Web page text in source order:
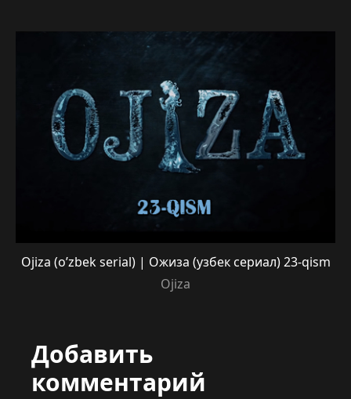
Ojiza (o’zbek serial) | Ожиза (узбек сериал) 23-qism
Ojiza
Добавить
комментарий